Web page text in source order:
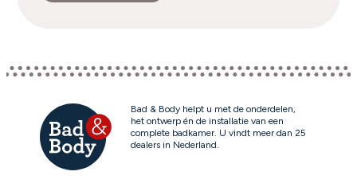
Bad & Body helpt u met de onderdelen,
het ontwerp én de installatie van een
complete badkamer. U vindt meer dan 25
dealers in Nederland.